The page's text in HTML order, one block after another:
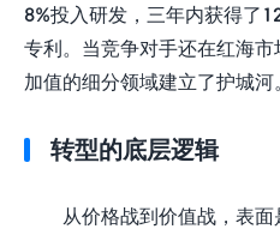
8%投入研发，三年内获得了
专利。当竞争对手还在红海
加值的细分领域建立了护城河
转型的底层逻辑
从价格战到价值战，表